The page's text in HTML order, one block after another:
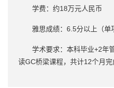
学费：约18万元人民币
雅思成绩：6.5分以上（单
学术要求：本科毕业+2年
读GC桥梁课程，共计12个月完